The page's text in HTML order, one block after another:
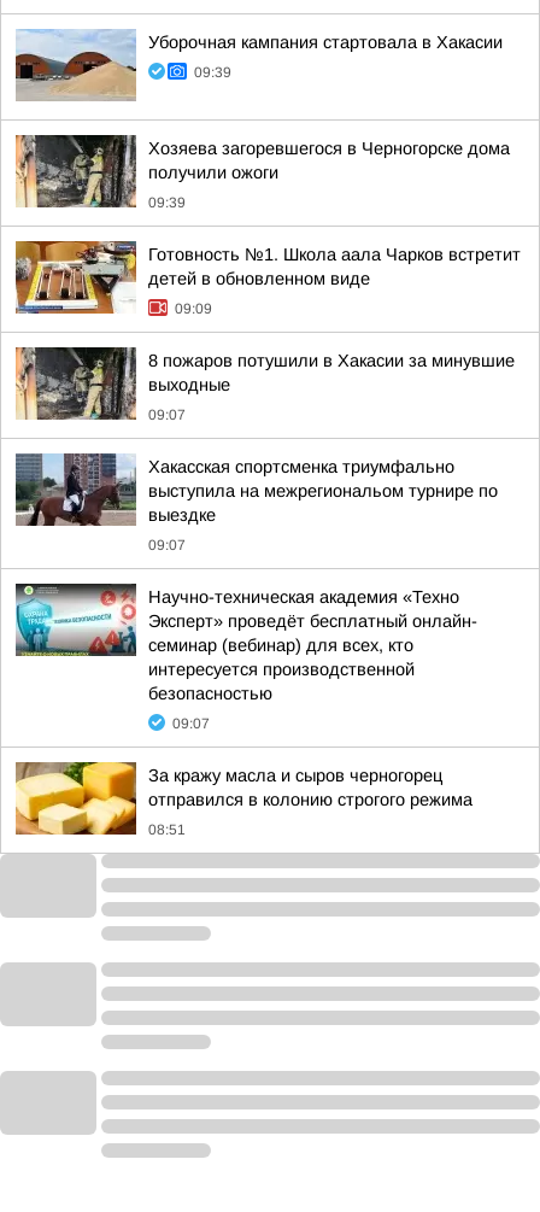
Уборочная кампания стартовала в Хакасии
09:39
Хозяева загоревшегося в Черногорске дома
получили ожоги
09:39
Готовность №1. Школа аала Чарков встретит
детей в обновленном виде
09:09
8 пожаров потушили в Хакасии за минувшие
выходные
09:07
Хакасская спортсменка триумфально
выступила на межрегиональом турнире по
выездке
09:07
Научно-техническая академия «Техно
Эксперт» проведёт бесплатный онлайн-
семинар (вебинар) для всех, кто
интересуется производственной
безопасностью
09:07
За кражу масла и сыров черногорец
отправился в колонию строгого режима
08:51